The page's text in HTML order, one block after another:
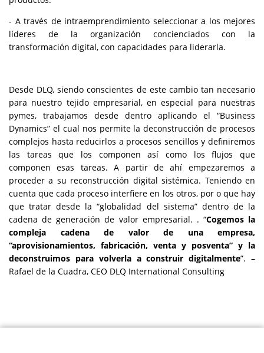
- A través de intraemprendimiento seleccionar a los mejores
líderes de la organización concienciados con la
transformación digital, con capacidades para liderarla.
Desde DLQ, siendo conscientes de este cambio tan necesario
para nuestro tejido empresarial, en especial para nuestras
pymes, trabajamos desde dentro aplicando el “Business
Dynamics” el cual nos permite la deconstrucción de procesos
complejos hasta reducirlos a procesos sencillos y definiremos
las tareas que los componen así como los flujos que
componen esas tareas. A partir de ahí empezaremos a
proceder a su reconstrucción digital sistémica. Teniendo en
cuenta que cada proceso interfiere en los otros, por o que hay
que tratar desde la “globalidad del sistema” dentro de la
cadena de generación de valor empresarial. . “Cogemos la
compleja cadena de valor de una empresa,
“aprovisionamientos, fabricación, venta y posventa” y la
deconstruimos para volverla a construir digitalmente”. –
Rafael de la Cuadra, CEO DLQ International Consulting